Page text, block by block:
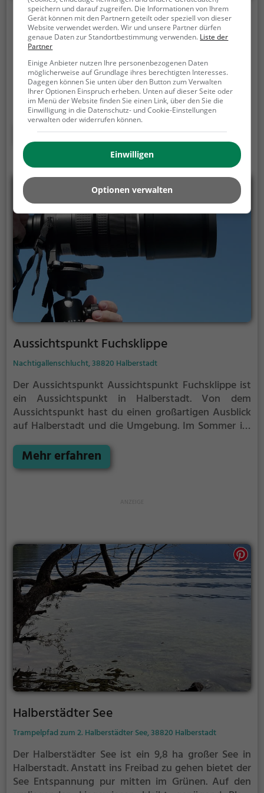
Bowlingbahn Gut Holz
Lieberkühnstraße, 38820 Halberstadt
Bowlingbahn Gut Holz ist eine Bowlingbahn in
Halberstadt. Die Bowlingbahn ist die perfekte
Anlaufstelle für einen sportlichen Abend mit
Freunden oder der Familie. Die beliebte
Präzisionssportart ist vor allem an regnerischen und
kalten Tagen eine geeignete Freizeitbeschäftigung,
sportliche Betätigung und Wettbewerbscharakter
inklusive.
Mehr erfahren
Aussichtspunkt Fuchsklippe
Nachtigallenschlucht, 38820 Halberstadt
Der Aussichtspunkt Aussichtspunkt Fuchsklippe ist
ein Aussichtspunkt in Halberstadt. Von dem
Aussichtspunkt hast du einen großartigen Ausblick
auf Halberstadt und die Umgebung. Im Sommer ist
schönes Ausflugsziel für Familienausflüge,
Wanderungen oder zum Picknicken und lockt an
Mehr erfahren
Halberstädter See
Trampelpfad zum 2. Halberstädter See, 38820 Halberstadt
Der Halberstädter See ist ein 9,8 ha großer See in
Halberstadt.Anstatt ins Freibad zu gehen bietet der
See Entspannung pur mitten im Grünen. Auf den
speichern und darauf zugreifen. Die Informationen von Ihrem
Gerät können mit den Partnern geteilt oder speziell von dieser
Website verwendet werden. Wir und unsere Partner dürfen
genaue Daten zur Standortbestimmung verwenden. Liste der
Partner
Einige Anbieter nutzen Ihre personenbezogenen Daten
möglicherweise auf Grundlage ihres berechtigten Interesses.
Dagegen können Sie unten über den Button zum Verwalten
Ihrer Optionen Einspruch erheben. Unten auf dieser Seite oder
im Menü der Website finden Sie einen Link, über den Sie die
Einwilligung in die Datenschutz- und Cookie-Einstellungen
verwalten oder widerrufen können.
Einwilligen
Optionen verwalten